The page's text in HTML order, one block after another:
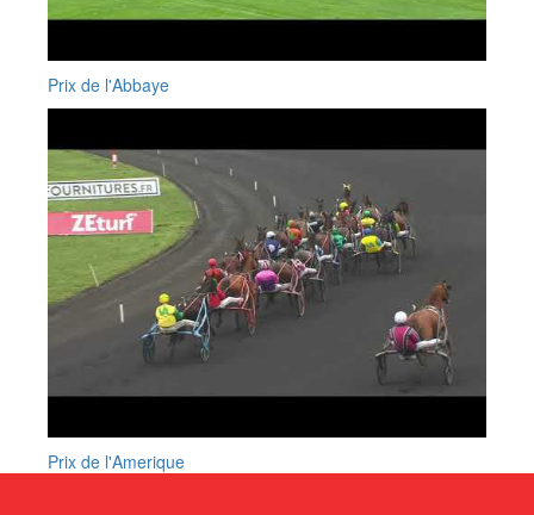
Prix de l'Abbaye
Prix de l'Amerique